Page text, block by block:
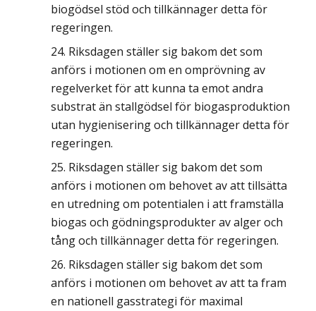
biogödsel stöd och tillkännager detta för
regeringen.
Riksdagen ställer sig bakom det som
anförs i motionen om en omprövning av
regelverket för att kunna ta emot andra
substrat än stallgödsel för biogasproduktion
utan hygienisering och tillkännager detta för
regeringen.
Riksdagen ställer sig bakom det som
anförs i motionen om behovet av att tillsätta
en utredning om potentialen i att framställa
biogas och gödningsprodukter av alger och
tång och tillkännager detta för regeringen.
Riksdagen ställer sig bakom det som
anförs i motionen om behovet av att ta fram
en nationell gasstrategi för maximal